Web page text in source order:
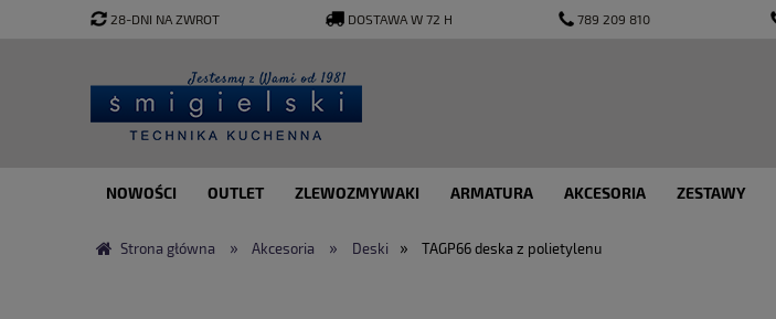
28-DNI NA ZWROT DOSTAWA W 72 H 789 209 810
NOWOŚCI OUTLET ZLEWOZMYWAKI ARMATURA AKCESORIA ZESTAWY
Strona główna » Akcesoria » Deski » TAGP66 deska z polietylenu